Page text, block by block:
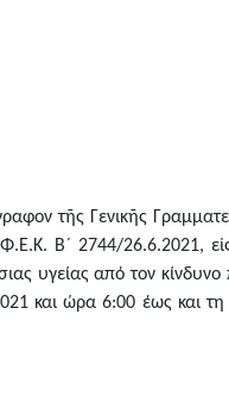
τῆς Γενικῆς
Β´ 2744/26.6.2021,
υγείας από τον
και ώρα 6:00 έως και